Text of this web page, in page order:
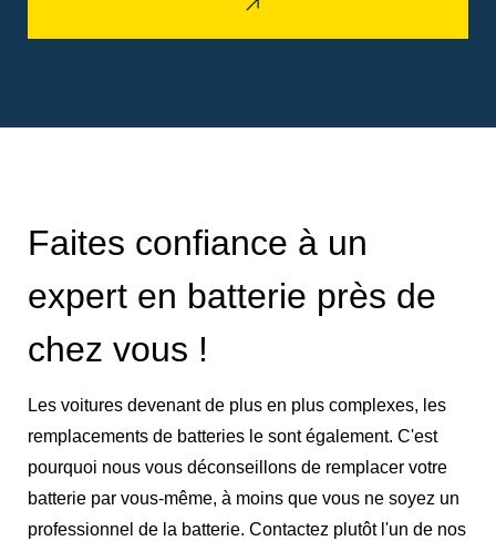
Faites confiance à un
expert en batterie près de
chez vous !
Les voitures devenant de plus en plus complexes, les
remplacements de batteries le sont également. C'est
pourquoi nous vous déconseillons de remplacer votre
batterie par vous-même, à moins que vous ne soyez un
professionnel de la batterie. Contactez plutôt l'un de nos